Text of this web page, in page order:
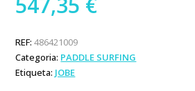
REF:486421009
Categoria: PADDLE SURFING
Etiqueta: JOBE